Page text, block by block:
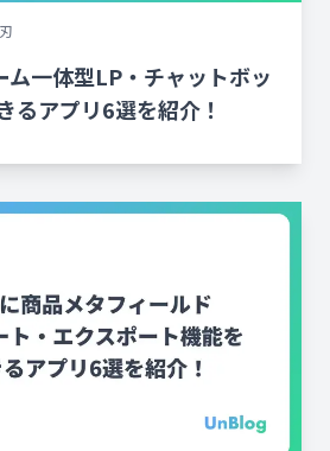
一体型LP・チャットボッ
るアプリ6選を紹介！